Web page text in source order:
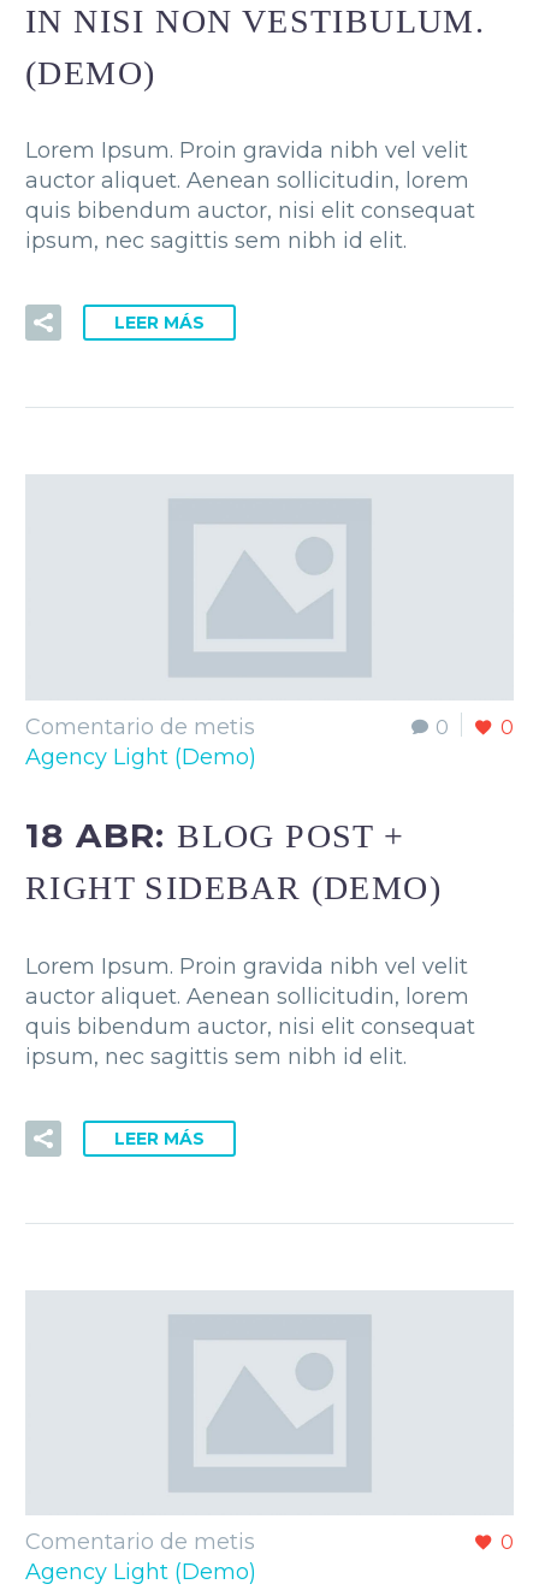
IN NISI NON VESTIBULUM.
(DEMO)
Lorem Ipsum. Proin gravida nibh vel velit
auctor aliquet. Aenean sollicitudin, lorem
quis bibendum auctor, nisi elit consequat
ipsum, nec sagittis sem nibh id elit.
LEER MÁS
0 0
Comentario de metis
Agency Light (Demo)
18 ABR:BLOG POST +
RIGHT SIDEBAR (DEMO)
Lorem Ipsum. Proin gravida nibh vel velit
auctor aliquet. Aenean sollicitudin, lorem
quis bibendum auctor, nisi elit consequat
ipsum, nec sagittis sem nibh id elit.
LEER MÁS
0
Comentario de metis
Agency Light (Demo)